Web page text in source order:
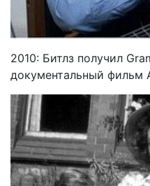
2010: Битлз получил
документальный фильм